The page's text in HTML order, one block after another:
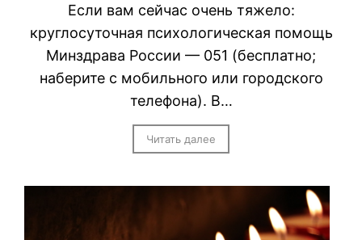
Если вам сейчас очень тяжело:
круглосуточная психологическая помощь
Минздрава России — 051 (бесплатно;
наберите с мобильного или городского
телефона). В…
Читать далее